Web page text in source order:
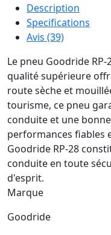
Description
Specifications
Avis (39)
Le pneu Goodride
qualité supérieure
route sèche et
tourisme, ce pneu
conduite et une
performances fiables
Goodride RP-28
conduite en toute
d'esprit.
Marque
Goodride